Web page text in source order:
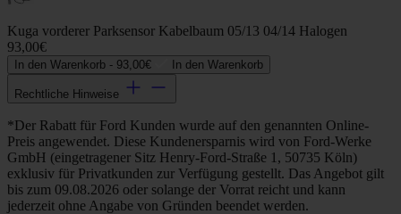
Kuga vorderer Parksensor Kabelbaum 05/13 04/14 Halogen
93,00€
In den Warenkorb - 93,00€ In den Warenkorb
Rechtliche Hinweise
*Der Rabatt für Ford Kunden wurde auf den genannten Online-
Preis angewendet. Diese Kundenersparnis wird von Ford-Werke
GmbH (eingetragener Sitz Henry-Ford-Straße 1, 50735 Köln)
exklusiv für Privatkunden zur Verfügung gestellt. Das Angebot gilt
bis zum 09.08.2026 oder solange der Vorrat reicht und kann
jederzeit ohne Angabe von Gründen beendet werden.